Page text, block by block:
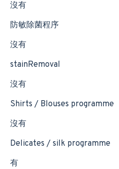
沒有
防敏除菌程序
沒有
stainRemoval
沒有
Shirts / Blouses programme
沒有
Delicates / silk programme
有